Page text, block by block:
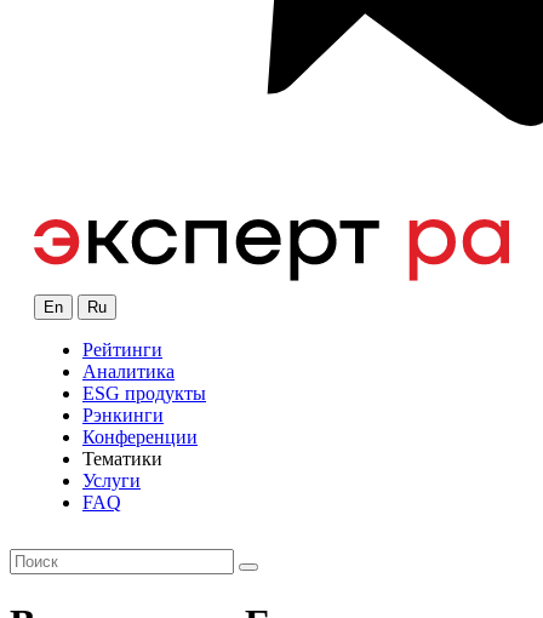
En Ru
Рейтинги
Аналитика
ESG продукты
Рэнкинги
Конференции
Тематики
Услуги
FAQ